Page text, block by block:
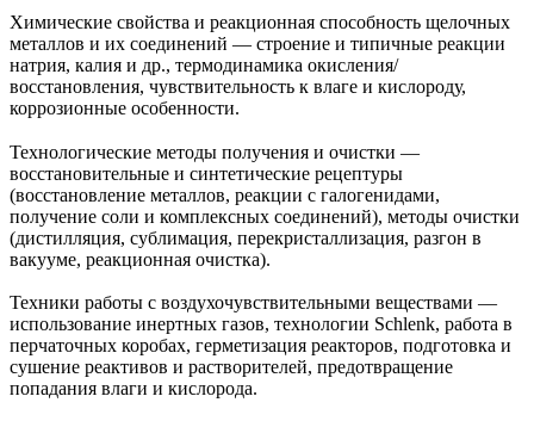
Химические свойства и реакционная способность щелочных
металлов и их соединений — строение и типичные реакции
натрия, калия и др., термодинамика окисления/
восстановления, чувствительность к влаге и кислороду,
коррозионные особенности.
Технологические методы получения и очистки —
восстановительные и синтетические рецептуры
(восстановление металлов, реакции с галогенидами,
получение соли и комплексных соединений), методы очистки
(дистилляция, сублимация, перекристаллизация, разгон в
вакууме, реакционная очистка).
Техники работы с воздухочувствительными веществами —
использование инертных газов, технологии Schlenk, работа в
перчаточных коробах, герметизация реакторов, подготовка и
сушение реактивов и растворителей, предотвращение
попадания влаги и кислорода.